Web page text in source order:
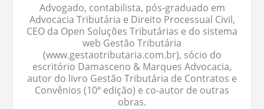
Advogado, contabilista, pós-graduado em
Advocacia Tributária e Direito Processual Civil,
CEO da Open Soluções Tributárias e do sistema
web Gestão Tributária
(www.gestaotributaria.com.br), sócio do
escritório Damasceno & Marques Advocacia,
autor do livro Gestão Tributária de Contratos e
Convênios (10ª edição) e co-autor de outras
obras.